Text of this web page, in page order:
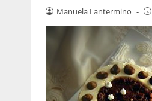
Manuela Lantermino -